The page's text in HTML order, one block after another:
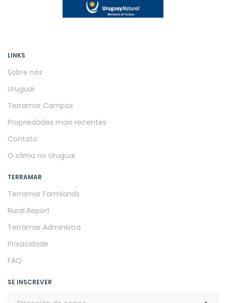
LINKS
Sobre nós
Uruguai
Terramar Campos
Propriedades mais recentes
Contato
O clima no Uruguai
TERRAMAR
Terramar Farmlands
Rural Report
Terramar Administra
Privacidade
FAQ
SE INSCREVER